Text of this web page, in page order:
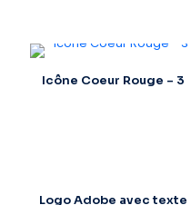
Icône Coeur Rouge – 3
Logo Adobe avec texte